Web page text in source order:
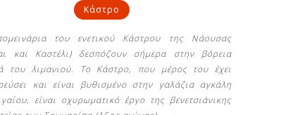
Κάστρο
του ενετικού Κάστρου της Νάουσας
και Καστέλι) δεσπόζουν σήμερα στην βόρεια
του λιμανιού. Το Κάστρο, που μέρος του έχει
και είναι βυθισμένο στην γαλάζια αγκάλη
είναι οχυρωματικό έργο της βενετσιάνικης